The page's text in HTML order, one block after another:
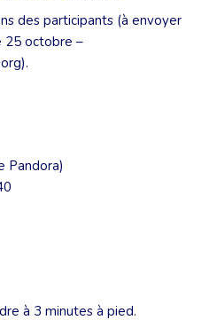
des participants (à envoyer
25 octobre –
Pandora)
à 3 minutes à pied.